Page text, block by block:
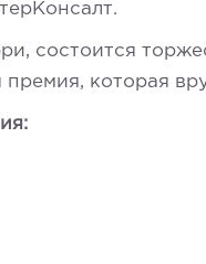
состоится
которая